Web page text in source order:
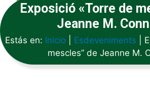
Exposició «Torre de
Jeanne M.
Estás en: Inicio| Esdeveniments
mescles” de Jeanne M.